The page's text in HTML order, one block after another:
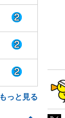
もっと見る